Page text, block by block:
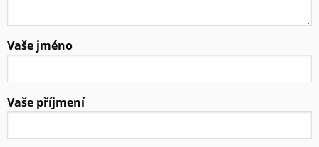
Vaše jméno
Vaše příjmení